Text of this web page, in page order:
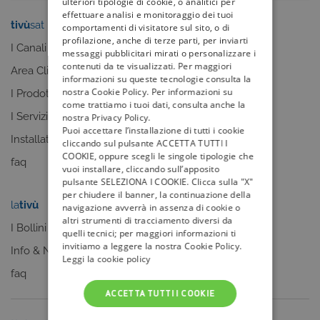
tivùsat
I Canali
Area Clienti
I Prodotti
I Servizi
Installatori
faq
tivù la guida
I programmi
I canali
La Guida +
lativù
I Bollini
Info & News
faq
mytivù
effettuare analisi e monitoraggio dei tuoi
comportamenti di visitatore sul sito, o di
profilazione, anche di terze parti, per inviarti
messaggi pubblicitari mirati o personalizzare i
contenuti da te visualizzati. Per maggiori
informazioni su queste tecnologie consulta la
nostra Cookie Policy. Per informazioni su
come trattiamo i tuoi dati, consulta anche la
nostra Privacy Policy.
Puoi accettare l’installazione di tutti i cookie
cliccando sul pulsante ACCETTA TUTTI I
COOKIE, oppure scegli le singole tipologie che
vuoi installare, cliccando sull’apposito
pulsante SELEZIONA I COOKIE. Clicca sulla "X"
per chiudere il banner, la continuazione della
navigazione avverrà in assenza di cookie o
altri strumenti di tracciamento diversi da
quelli tecnici; per maggiori informazioni ti
invitiamo a leggere la nostra Cookie Policy.
Leggi la cookie policy
ACCETTA TUTTI I COOKIE